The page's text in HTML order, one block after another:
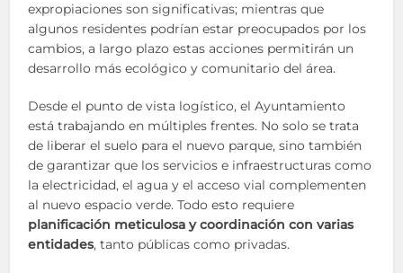
expropiaciones son significativas; mientras que
algunos residentes podrían estar preocupados por los
cambios, a largo plazo estas acciones permitirán un
desarrollo más ecológico y comunitario del área.
Desde el punto de vista logístico, el Ayuntamiento
está trabajando en múltiples frentes. No solo se trata
de liberar el suelo para el nuevo parque, sino también
de garantizar que los servicios e infraestructuras como
la electricidad, el agua y el acceso vial complementen
al nuevo espacio verde. Todo esto requiere
planificación meticulosa y coordinación con varias
entidades, tanto públicas como privadas.